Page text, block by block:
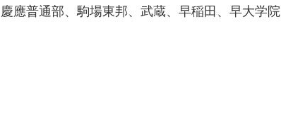
應普通部、駒場東邦、武蔵、早稲田、早大学院